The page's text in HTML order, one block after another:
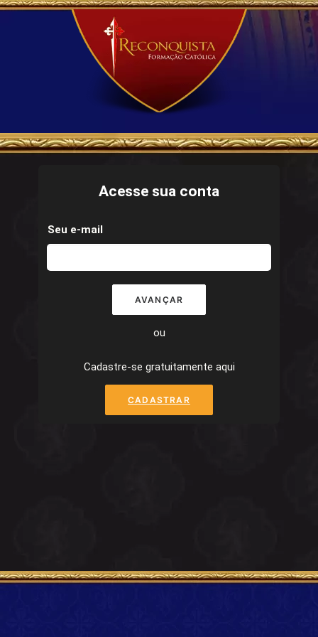
Acesse sua conta
Seu e-mail
AVANÇAR
ou
Cadastre-se gratuitamente aqui
CADASTRAR